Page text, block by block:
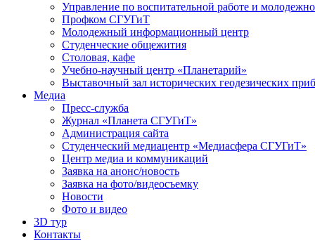
Управление по воспитательной работе и
Профком СГУГиТ
Молодежный информационный центр
Студенческие общежития
Столовая, кафе
Учебно-научный центр «Планетарий»
Выставочный зал исторических геодезических
Медиа
Пресс-служба
Журнал «Планета СГУГиТ»
Администрация сайта
Студенческий медиацентр «Медиасфера СГУГиТ»
Центр медиа и коммуникаций
Заявка на анонс/новость
Заявка на фото/видеосъемку
Новости
Фото и видео
3D тур
Контакты